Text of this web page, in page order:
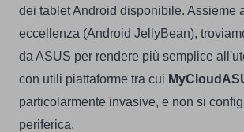
dei tablet Android disponibile. Assieme
eccellenza (Android JellyBean),
da ASUS per rendere più semplice
con utili piattaforme tra cui
particolarmente invasive, e non si
periferica.